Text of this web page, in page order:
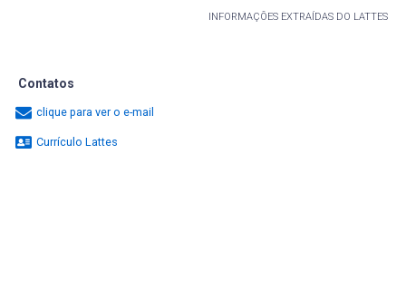
INFORMAÇÕES EXTRAÍDAS DO LATTES
Contatos
clique para ver o e-mail
Currículo Lattes